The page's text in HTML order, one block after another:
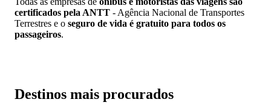
certificados pela ANTT - Agência Nacional de Transportes
Terrestres e o seguro de vida é gratuito para todos os
passageiros.
Destinos mais procurados